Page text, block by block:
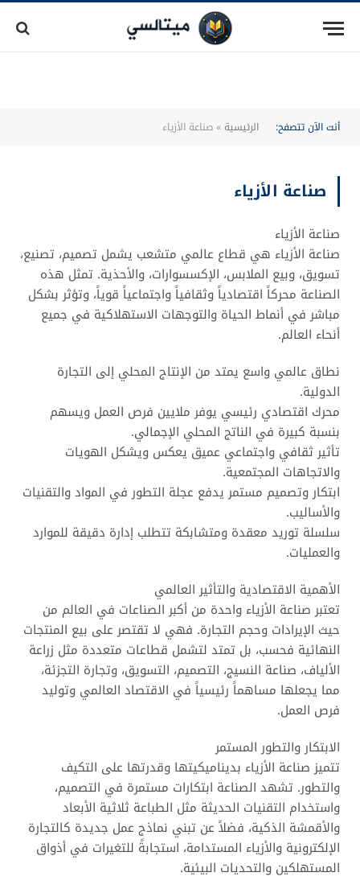
أنت الآن تتصفح: الرئيسية»صناعة الأزياء
صناعة الأزياء
صناعة الأزياء
صناعة الأزياء هي قطاع عالمي متشعب يشمل تصميم، تصنيع،
تسويق، وبيع الملابس، الإكسسوارات، والأحذية. تمثل هذه
الصناعة محركاً اقتصادياً وثقافياً واجتماعياً قوياً، وتؤثر بشكل
مباشر في أنماط الحياة والتوجهات الاستهلاكية في جميع
أنحاء العالم.
نطاق عالمي واسع يمتد من الإنتاج المحلي إلى التجارة
الدولية.
محرك اقتصادي رئيسي يوفر ملايين فرص العمل ويسهم
بنسبة كبيرة في الناتج المحلي الإجمالي.
تأثير ثقافي واجتماعي عميق يعكس ويشكل الهويات
والاتجاهات المجتمعية.
ابتكار وتصميم مستمر يدفع عجلة التطور في المواد والتقنيات
والأساليب.
سلسلة توريد معقدة ومتشابكة تتطلب إدارة دقيقة للموارد
والعمليات.
الأهمية الاقتصادية والتأثير العالمي
تعتبر صناعة الأزياء واحدة من أكبر الصناعات في العالم من
حيث الإيرادات وحجم التجارة. فهي لا تقتصر على بيع المنتجات
النهائية فحسب، بل تمتد لتشمل قطاعات متعددة مثل زراعة
الألياف، صناعة النسيج، التصميم، التسويق، وتجارة التجزئة،
مما يجعلها مساهماً رئيسياً في الاقتصاد العالمي وتوليد
فرص العمل.
الابتكار والتطور المستمر
تتميز صناعة الأزياء بديناميكيتها وقدرتها على التكيف
والتطور. تشهد الصناعة ابتكارات مستمرة في التصميم،
واستخدام التقنيات الحديثة مثل الطباعة ثلاثية الأبعاد
والأقمشة الذكية، فضلاً عن تبني نماذج عمل جديدة كالتجارة
الإلكترونية والأزياء المستدامة، استجابةً للتغيرات في أذواق
المستهلكين والتحديات البيئية.